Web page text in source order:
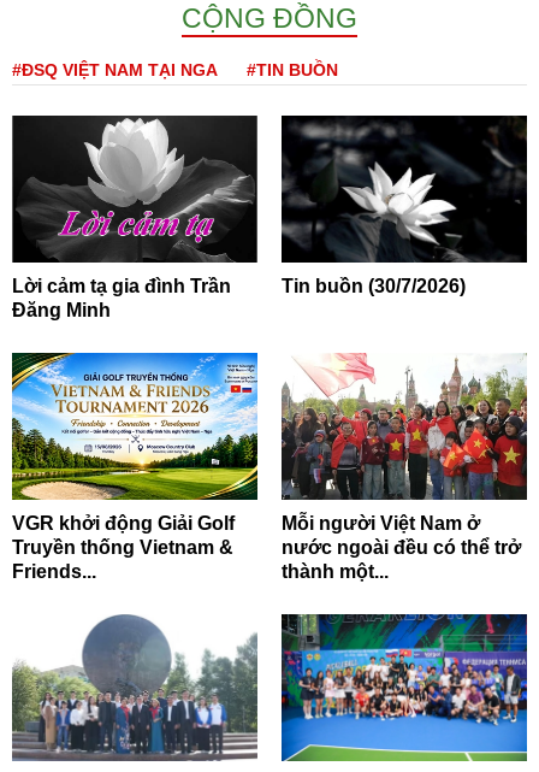
CỘNG ĐỒNG
#ĐSQ VIỆT NAM TẠI NGA #TIN BUỒN
Lời cảm tạ gia đình Trần
Đăng Minh
Tin buồn (30/7/2026)
VGR khởi động Giải Golf
Truyền thống Vietnam &
Friends...
Mỗi người Việt Nam ở
nước ngoài đều có thể trở
thành một...